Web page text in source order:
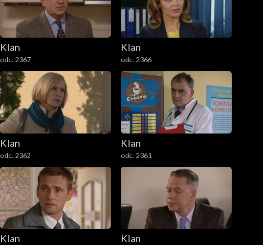
Klan
odc. 2367
Klan
odc. 2366
Klan
odc. 2362
Klan
odc. 2361
Klan Klan